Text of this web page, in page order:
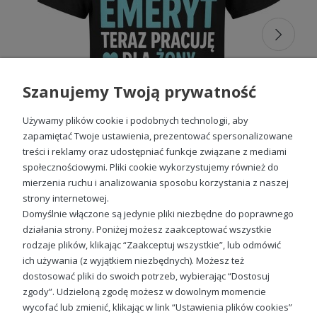
mężczyzny
Projektując naszą odzież, przykładamy szczególną uwagę
do tego, by każda nosząca ją osoba mogła cieszyć się
wyjątkowym komfortem. Koszulki i bluzy szyjemy z trwałej,
która długo pozostaje odporna na przetarcia, mechacenie
się lub inne uszkodzenia mechaniczne i wygląda świetnie
metodą sitodruku, gwarantującą wyrazistość barw i
trwałość nanoszonej na odzież grafiki. Gruby materiał jest
miękki i przyjemny w dotyku, a przy tym zapewnia ciepło
także w porze chłodniejszych miesięcy.
Prezenty dla emeryta
Szukaszprezentu dla emeryta? Nasze koszulki i bluzy z
nadrukiem to doskonały wybór! Wyjątkowe, wzory
przypomną o pięknych chwilach i z pewnością wywołają
uśmiech na twarzy obdarowanego. Niezależnie od okazji,
nasza odzież męska z nadrukiem
jest idealna na co
dzień, jak i na specjalne okazje. Dzięki szerokiemu
asortymentowi, każdy znajdzie coś dla siebie, co sprawi, że
prezent dla emerytabędzie niezapomniany. Idealne na co
Zawód emeryt teraz pracuję dla żony humor małżeństwo dystans Męska koszulka
Sprawdź nasze social media
Szanujemy Twoją prywatność
Używamy plików cookie i podobnych technologii, aby
zapamiętać Twoje ustawienia, prezentować spersonalizowane
treści i reklamy oraz udostępniać funkcje związane z mediami
społecznościowymi. Pliki cookie wykorzystujemy również do
mierzenia ruchu i analizowania sposobu korzystania z naszej
strony internetowej.
Domyślnie włączone są jedynie pliki niezbędne do poprawnego
działania strony. Poniżej możesz zaakceptować wszystkie
rodzaje plików, klikając “Zaakceptuj wszystkie”, lub odmówić
ich używania (z wyjątkiem niezbędnych). Możesz też
dostosować pliki do swoich potrzeb, wybierając “Dostosuj
zgody”. Udzieloną zgodę możesz w dowolnym momencie
wycofać lub zmienić, klikając w link “Ustawienia plików cookies”